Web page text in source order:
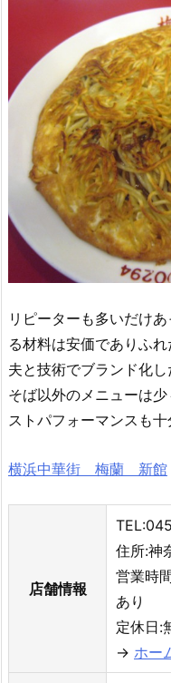
リピーターも多いだけ
る材料は安価でありふ
夫と技術でブランド化
そば以外のメニューは
ストパフォーマンスも十
横浜中華街 梅蘭 新館
店舗情報
住所:神
営業時
あり
定休日:
→ ホー